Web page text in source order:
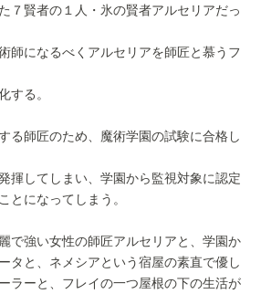
７賢者の１人・氷の賢者アルセリアだっ
師になるべくアルセリアを師匠と慕うフ
する。
る師匠のため、魔術学園の試験に合格し
揮してしまい、学園から監視対象に認定
とになってしまう。
で強い女性の師匠アルセリアと、学園か
タと、ネメシアという宿屋の素直で優し
ラーと、フレイの一つ屋根の下の生活が